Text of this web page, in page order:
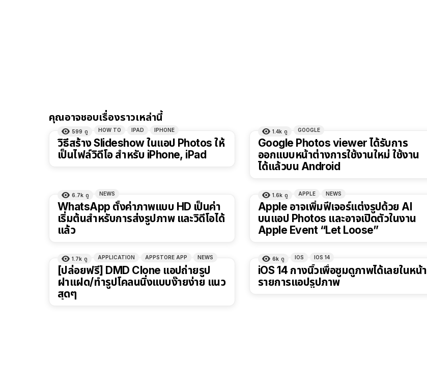
คุณอาจชอบเรื่องราวเหล่านี้
599 ดู HOW TO IPAD IPHONE
วิธีสร้าง Slideshow ในแอป Photos ให้
เป็นไฟล์วิดีโอ สำหรับ iPhone, iPad
1.4k ดู GOOGLE
Google Photos viewer ได้รับการ
ออกแบบหน้าต่างการใช้งานใหม่ ใช้งาน
ได้แล้วบน Android
6.7k ดู NEWS
WhatsApp ตั้งค่าภาพแบบ HD เป็นค่า
เริ่มต้นสำหรับการส่งรูปภาพ และวิดีโอได้
แล้ว
1.6k ดู APPLE NEWS
Apple อาจเพิ่มฟีเจอร์แต่งรูปด้วย AI
บนแอป Photos และอาจเปิดตัวในงาน
Apple Event “Let Loose”
1.7k ดู APPLICATION APPSTORE APP NEWS
[ปล่อยฟรี] DMD Clone แอปถ่ายรูป
ฝาแฝด/ทำรูปโคลนนิ่งแบบง๊ายง่าย แนว
สุดๆ
6k ดู IOS IOS 14
iOS 14 กางนิ้วเพื่อซูมดูภาพได้เลยในหน้า
รายการแอปรูปภาพ